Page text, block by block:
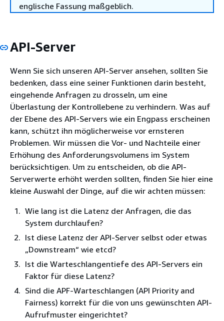
englische Fassung maßgeblich.
API-Server
Wenn Sie sich unseren API-Server ansehen, sollten Sie
bedenken, dass eine seiner Funktionen darin besteht,
eingehende Anfragen zu drosseln, um eine
Überlastung der Kontrollebene zu verhindern. Was auf
der Ebene des API-Servers wie ein Engpass erscheinen
kann, schützt ihn möglicherweise vor ernsteren
Problemen. Wir müssen die Vor- und Nachteile einer
Erhöhung des Anforderungsvolumens im System
berücksichtigen. Um zu entscheiden, ob die API-
Serverwerte erhöht werden sollten, finden Sie hier eine
kleine Auswahl der Dinge, auf die wir achten müssen:
Wie lang ist die Latenz der Anfragen, die das
System durchlaufen?
Ist diese Latenz der API-Server selbst oder etwas
„Downstream“ wie etcd?
Ist die Warteschlangentiefe des API-Servers ein
Faktor für diese Latenz?
Sind die APF-Warteschlangen (API Priority and
Fairness) korrekt für die von uns gewünschten API-
Aufrufmuster eingerichtet?